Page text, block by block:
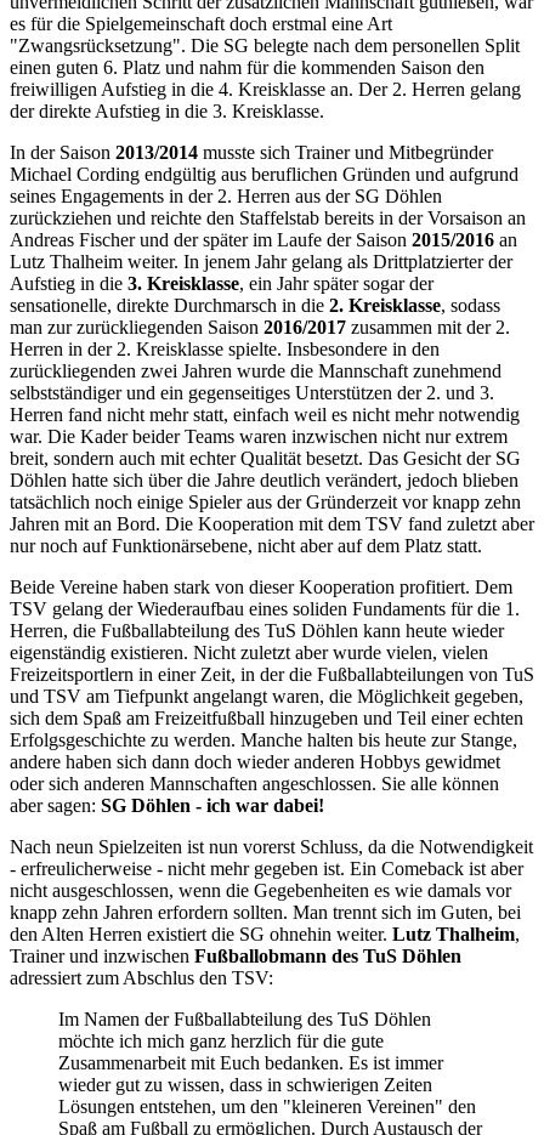
es für die Spielgemeinschaft doch erstmal eine Art
"Zwangsrücksetzung". Die SG belegte nach dem personellen Split
einen guten 6. Platz und nahm für die kommenden Saison den
freiwilligen Aufstieg in die 4. Kreisklasse an. Der 2. Herren gelang
der direkte Aufstieg in die 3. Kreisklasse.
In der Saison 2013/2014 musste sich Trainer und Mitbegründer
Michael Cording endgültig aus beruflichen Gründen und aufgrund
seines Engagements in der 2. Herren aus der SG Döhlen
zurückziehen und reichte den Staffelstab bereits in der Vorsaison an
Andreas Fischer und der später im Laufe der Saison 2015/2016 an
Lutz Thalheim weiter. In jenem Jahr gelang als Drittplatzierter der
Aufstieg in die 3. Kreisklasse, ein Jahr später sogar der
sensationelle, direkte Durchmarsch in die 2. Kreisklasse, sodass
man zur zurückliegenden Saison 2016/2017 zusammen mit der 2.
Herren in der 2. Kreisklasse spielte. Insbesondere in den
zurückliegenden zwei Jahren wurde die Mannschaft zunehmend
selbstständiger und ein gegenseitiges Unterstützen der 2. und 3.
Herren fand nicht mehr statt, einfach weil es nicht mehr notwendig
war. Die Kader beider Teams waren inzwischen nicht nur extrem
breit, sondern auch mit echter Qualität besetzt. Das Gesicht der SG
Döhlen hatte sich über die Jahre deutlich verändert, jedoch blieben
tatsächlich noch einige Spieler aus der Gründerzeit vor knapp zehn
Jahren mit an Bord. Die Kooperation mit dem TSV fand zuletzt aber
nur noch auf Funktionärsebene, nicht aber auf dem Platz statt.
Beide Vereine haben stark von dieser Kooperation profitiert. Dem
TSV gelang der Wiederaufbau eines soliden Fundaments für die 1.
Herren, die Fußballabteilung des TuS Döhlen kann heute wieder
eigenständig existieren. Nicht zuletzt aber wurde vielen, vielen
Freizeitsportlern in einer Zeit, in der die Fußballabteilungen von TuS
und TSV am Tiefpunkt angelangt waren, die Möglichkeit gegeben,
sich dem Spaß am Freizeitfußball hinzugeben und Teil einer echten
Erfolgsgeschichte zu werden. Manche halten bis heute zur Stange,
andere haben sich dann doch wieder anderen Hobbys gewidmet
oder sich anderen Mannschaften angeschlossen. Sie alle können
aber sagen: SG Döhlen - ich war dabei!
Nach neun Spielzeiten ist nun vorerst Schluss, da die Notwendigkeit
- erfreulicherweise - nicht mehr gegeben ist. Ein Comeback ist aber
nicht ausgeschlossen, wenn die Gegebenheiten es wie damals vor
knapp zehn Jahren erfordern sollten. Man trennt sich im Guten, bei
den Alten Herren existiert die SG ohnehin weiter. Lutz Thalheim,
Trainer und inzwischen Fußballobmann des TuS Döhlen
adressiert zum Abschlus den TSV:
Im Namen der Fußballabteilung des TuS Döhlen
möchte ich mich ganz herzlich für die gute
Zusammenarbeit mit Euch bedanken. Es ist immer
wieder gut zu wissen, dass in schwierigen Zeiten
Lösungen entstehen, um den "kleineren Vereinen" den
Spaß am Fußball zu ermöglichen. Durch Austausch der